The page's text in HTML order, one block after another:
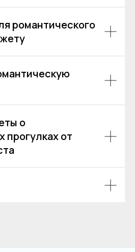
романтического
о
прогулках от
данных